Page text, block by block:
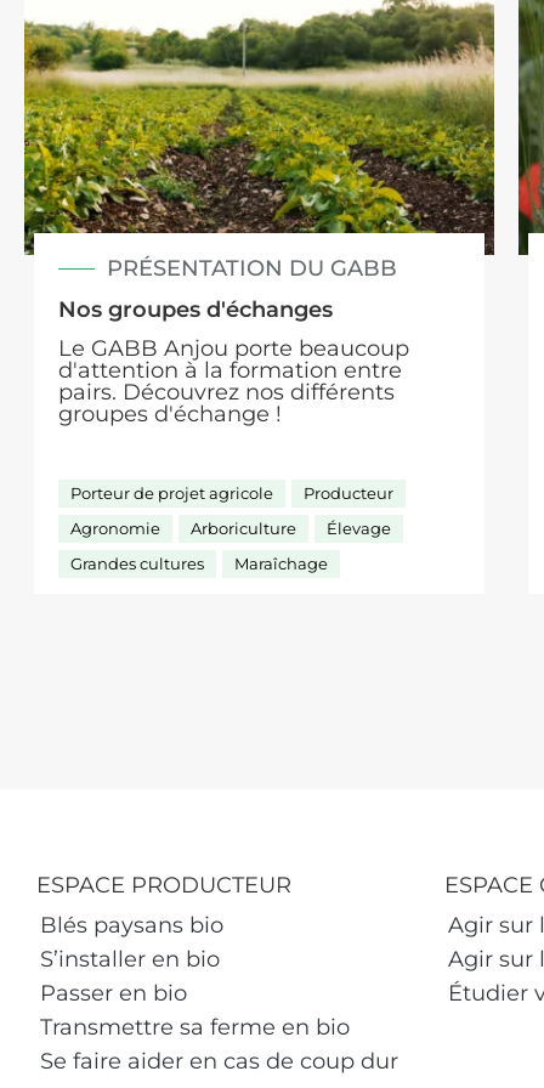
PRÉSENTATION DU GABB
Nos groupes d'échanges
Le GABB Anjou porte beaucoup
d'attention à la formation entre
pairs. Découvrez nos différents
groupes d'échange !
Porteur de projet agricole
Producteur
Agronomie
Arboriculture
Élevage
Grandes cultures
Maraîchage
ESPACE PRODUCTEUR
Blés paysans bio
S’installer en bio
Passer en bio
Transmettre sa ferme en bio
Se faire aider en cas de coup dur
ESPACE
Agir sur
Agir sur
Étudier